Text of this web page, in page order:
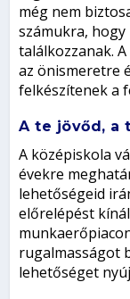
még nem
számukra,
találkozzanak.
az önismeretre
felkészítenek a
A te jövőd, a
A középiskola
évekre
lehetőségeid
előrelépést
rugalmasságot
lehetőséget